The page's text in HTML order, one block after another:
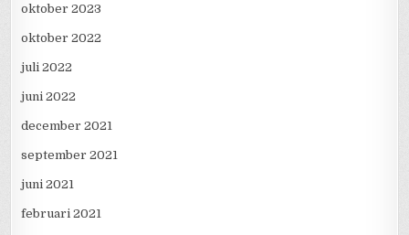
oktober 2023
oktober 2022
juli 2022
juni 2022
december 2021
september 2021
juni 2021
februari 2021